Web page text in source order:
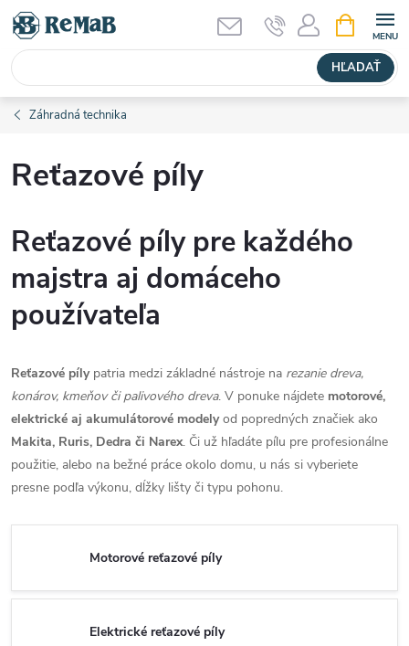
Prejsť
obsah
HĽADAŤ
KOŠÍK
Záhradná technika
Reťazové píly
Reťazové píly pre každého
majstra aj domáceho
používateľa
Reťazové pílypatria medzi základné nástroje na rezanie dreva,
konárov, kmeňov či palivového dreva. V ponuke nájdete motorové,
elektrické aj akumulátorové modelyod popredných značiek ako
Makita, Ruris, Dedra či Narex. Či už hľadáte pílu pre profesionálne
použitie, alebo na bežné práce okolo domu, u nás si vyberiete
presne podľa výkonu, dĺžky lišty či typu pohonu.
Motorové reťazové píly
Elektrické reťazové píly